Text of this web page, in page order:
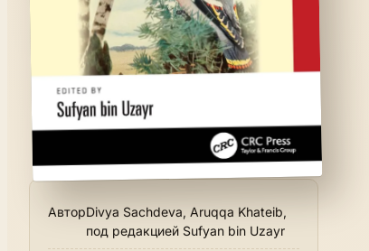
АвторDivya Sachdeva, Aruqqa Khateib,
под редакцией Sufyan bin Uzayr